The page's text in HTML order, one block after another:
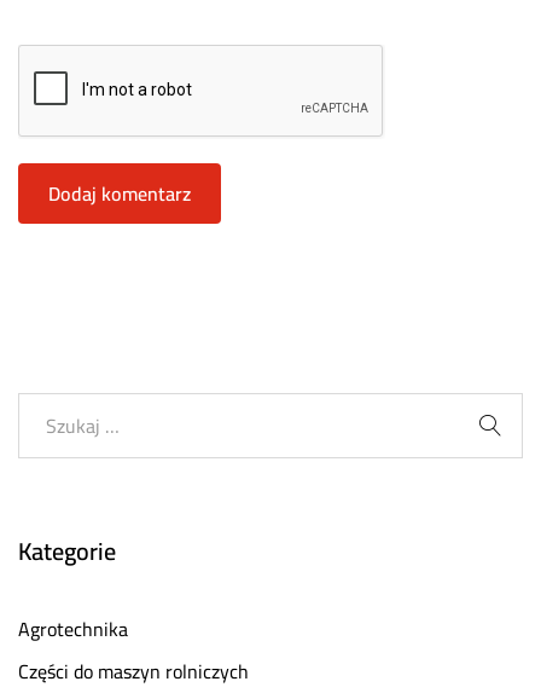
Kategorie
Agrotechnika
Części do maszyn rolniczych